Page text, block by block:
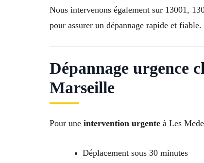
Nous intervenons également sur 13001,
pour assurer un dépannage rapide et fiable.
Dépannage urgence
Marseille
Pour une intervention urgente à Les
Déplacement sous 30 minutes